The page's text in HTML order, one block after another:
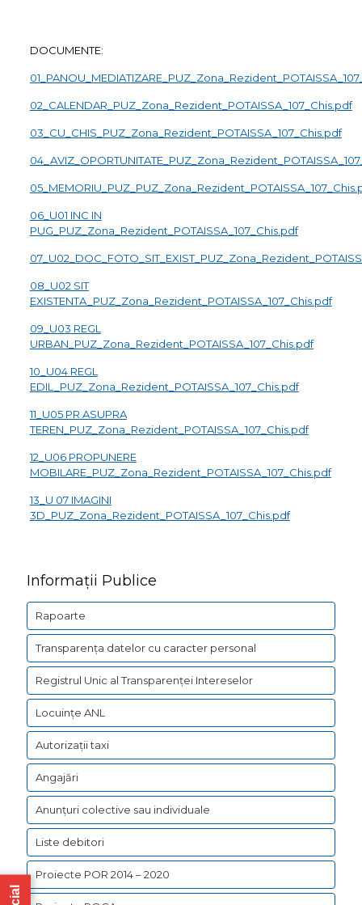
DOCUMENTE:
02_CALENDAR_PUZ_Zona_Rezident_POTAISSA_107_Chis.pdf
03_CU_CHIS_PUZ_Zona_Rezident_POTAISSA_107_Chis.pdf
06_U01 INC IN
PUG_PUZ_Zona_Rezident_POTAISSA_107_Chis.pdf
08_U02 SIT
EXISTENTA_PUZ_Zona_Rezident_POTAISSA_107_Chis.pdf
09_U03 REGL
URBAN_PUZ_Zona_Rezident_POTAISSA_107_Chis.pdf
10_U04 REGL
EDIL_PUZ_Zona_Rezident_POTAISSA_107_Chis.pdf
11_U05 PR ASUPRA
TEREN_PUZ_Zona_Rezident_POTAISSA_107_Chis.pdf
12_U06 PROPUNERE
MOBILARE_PUZ_Zona_Rezident_POTAISSA_107_Chis.pdf
13_U 07 IMAGINI
3D_PUZ_Zona_Rezident_POTAISSA_107_Chis.pdf
Informații Publice
Rapoarte
Transparența datelor cu caracter personal
Registrul Unic al Transparenței Intereselor
Locuințe ANL
Autorizații taxi
Angajări
Anunțuri colective sau individuale
Liste debitori
Proiecte POR 2014 – 2020